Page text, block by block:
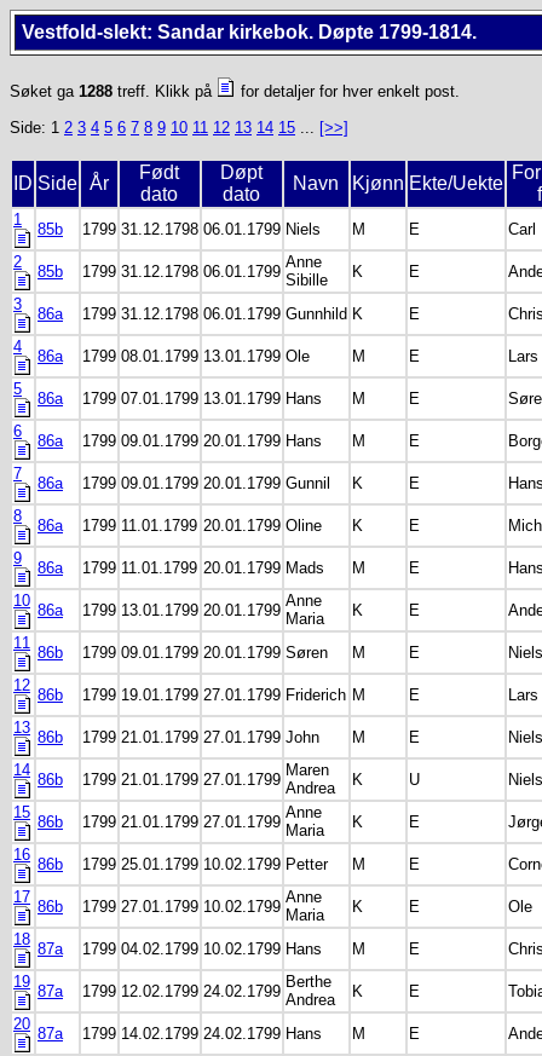
Vestfold-slekt: Sandar kirkebok. Døpte 1799-1814.
Søket ga 1288 treff. Klikk på
for detaljer for hver enkelt post.
Side: 1 2 3 4 5 6 7 8 9 10 11 12 13 14 15 ... [>>]
ID Side År
Født
dato
Døpt
dato
Navn Kjønn Ekte/Uekte
1
85b 1799 31.12.1798 06.01.1799 Niels M E
Carl
2
85b 1799 31.12.1798 06.01.1799
Anne
Sibille
K E
3
86a 1799 31.12.1798 06.01.1799 Gunnhild K E
4
86a 1799 08.01.1799 13.01.1799 Ole M E
Lars
5
86a 1799 07.01.1799 13.01.1799 Hans M E
6
86a 1799 09.01.1799 20.01.1799 Hans M E
7
86a 1799 09.01.1799 20.01.1799 Gunnil K E
8
86a 1799 11.01.1799 20.01.1799 Oline K E
9
86a 1799 11.01.1799 20.01.1799 Mads M E
10
86a 1799 13.01.1799 20.01.1799
Anne
Maria
K E
11
86b 1799 09.01.1799 20.01.1799 Søren M E
Niels
12
86b 1799 19.01.1799 27.01.1799 Friderich M E
Lars
13
86b 1799 21.01.1799 27.01.1799 John M E
Niels
14
86b 1799 21.01.1799 27.01.1799
Maren
Andrea
K U
Niels
15
86b 1799 21.01.1799 27.01.1799
Anne
Maria
K E
16
86b 1799 25.01.1799 10.02.1799 Petter M E
17
86b 1799 27.01.1799 10.02.1799
Anne
Maria
K E
Ole
18
87a 1799 04.02.1799 10.02.1799 Hans M E
19
87a 1799 12.02.1799 24.02.1799
Berthe
Andrea
K E
20
87a 1799 14.02.1799 24.02.1799 Hans M E